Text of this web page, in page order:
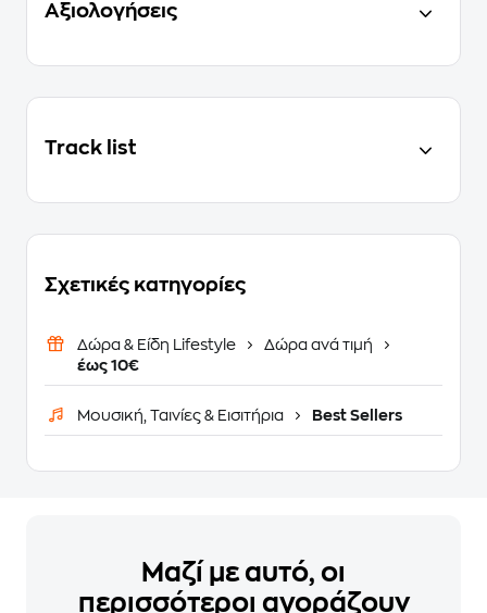
Αξιολογήσεις
Track list
Σχετικές κατηγορίες
Δώρα & Είδη Lifestyle
Δώρα ανά τιμή
έως 10€
Μουσική, Ταινίες & Εισιτήρια Best Sellers
Μαζί με αυτό, οι
περισσότεροι αγοράζουν